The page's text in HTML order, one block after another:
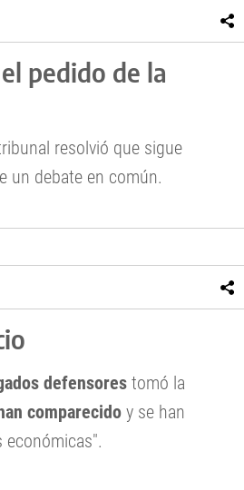
pedido de la
resolvió que sigue
un debate en común.
defensorestomó la
comparecidoy se han
económicas".